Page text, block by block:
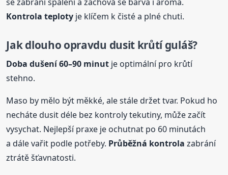
Kontrola teploty je klíčem k čisté a plné chuti.
Jak dlouho opravdu dusit krůtí guláš?
Doba dušení 60–90 minut je optimální pro krůtí
stehno.
Maso by mělo být měkké, ale stále držet tvar. Pokud ho
necháte dusit déle bez kontroly tekutiny, může začít
vysychat. Nejlepší praxe je ochutnat po 60 minutách
a dále vařit podle potřeby. Průběžná kontrola zabrání
ztrátě šťavnatosti.